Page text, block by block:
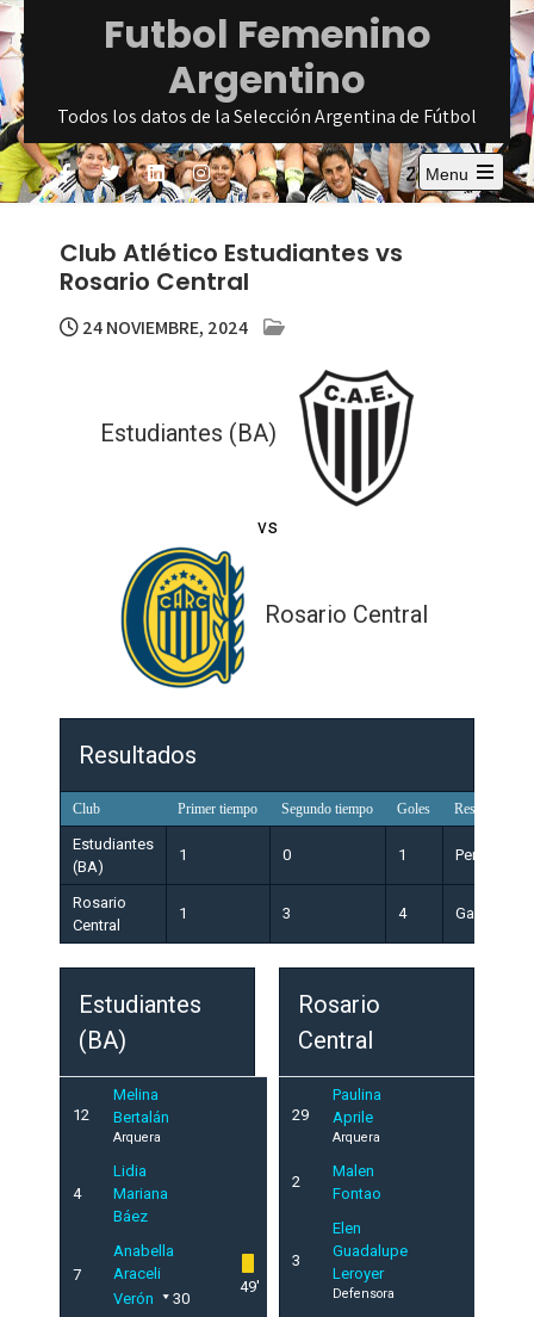
Skip
to
content
Futbol Femenino
Argentino
Todos los datos de la Selección Argentina de Fútbol
Menu
Open
Club Atlético Estudiantes vs
Rosario Central
24 NOVIEMBRE, 2024
Estudiantes (BA)
vs
Rosario Central
Resultados
Club Primer tiempo Segundo tiempo Goles Resultado
Estudiantes
(BA)
1 0 1 Perdedor
Rosario
Central
1 3 4 Ganador
Estudiantes
(BA)
12
Melina
Bertalán
Arquera
4
Lidia
Mariana
Báez
7
Anabella
Araceli
Verón
30
49'
Rosario
Central
29
Paulina
Aprile
Arquera
2
Malen
Fontao
3
Elen
Guadalupe
Leroyer
Defensora